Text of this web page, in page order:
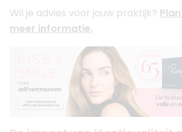
Wil je advies voor jouw praktijk?
meer informatie.